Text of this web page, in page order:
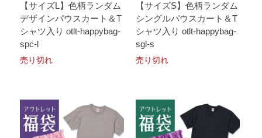
【サイズL】色柄ランダム
デザインパウスカート＆T
シャツ入り otlt-happybag-
spc-l
売り切れ
【サイズS】色柄ランダム
シングルパウスカート＆T
シャツ入り otlt-happybag-
sgl-s
売り切れ